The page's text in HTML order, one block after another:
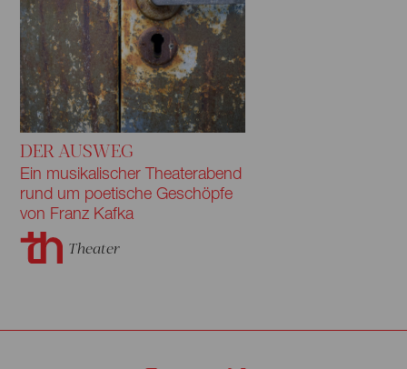
DER AUSWEG
Ein musikalischer Theaterabend
rund um poetische Geschöpfe
von Franz Kafka
Theater